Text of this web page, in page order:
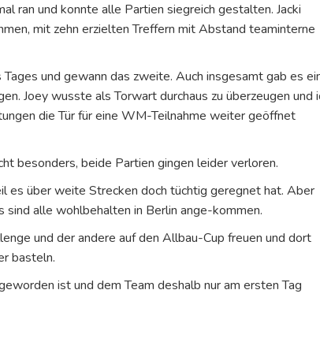
ran und konnte alle Partien siegreich gestalten. Jacki
mit zehn erzielten Treffern mit Abstand teaminterne
und gewann das zweite. Auch insgesamt gab es
Joey wusste als Torwart durchaus zu überzeugen und
die Tür für eine WM-Teilnahme weiter geöffnet
besonders, beide Partien gingen leider verloren.
es über weite Strecken doch tüchtig geregnet hat. Aber
alle wohlbehalten in Berlin ange-kommen.
und der andere auf den Allbau-Cup freuen und dort
basteln.
ist und dem Team deshalb nur am ersten Tag